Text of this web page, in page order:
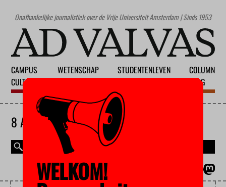
Onafhankelijke journalistiek over de Vrije Universiteit Amsterdam | Sinds 1953
CAMPUS
CULTUUR
WETENSCHAP
STUDENTENLEVEN
COLUMN
BLOG
8 AUGUSTUS 2026
WELKOM!